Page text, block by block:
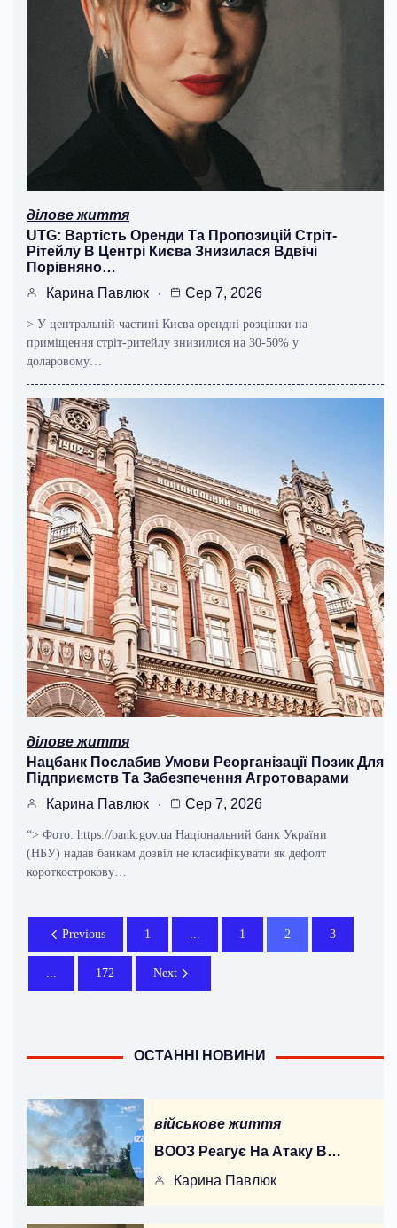
ділове життя
UTG: Вартість Оренди Та Пропозицій Стріт-
Рітейлу В Центрі Києва Знизилася Вдвічі
Порівняно…
Карина Павлюк
Сер 7, 2026
> У центральній частині Києва орендні розцінки на
приміщення стріт-ритейлу знизилися на 30-50% у
доларовому…
ділове життя
Нацбанк Послабив Умови Реорганізації Позик Для
Підприємств Та Забезпечення Агротоварами
Карина Павлюк
Сер 7, 2026
“> Фото: https://bank.gov.ua Національний банк України
(НБУ) надав банкам дозвіл не класифікувати як дефолт
короткострокову…
Previous 1 ... 1 2 3
... 172 Next
ОСТАННІ НОВИНИ
військове життя
ВООЗ Реагує На Атаку В…
Карина Павлюк